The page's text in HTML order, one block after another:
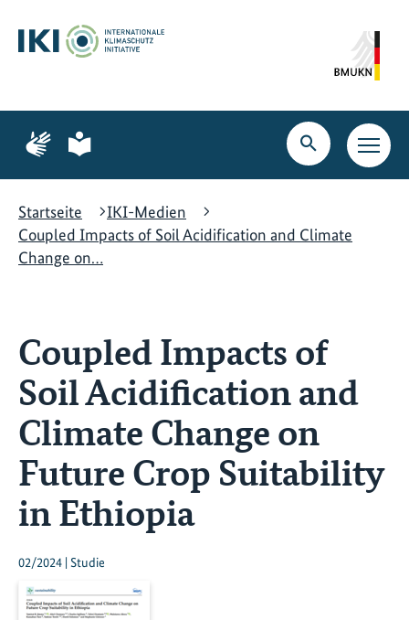
Hauptinhalt
springen
Suche
springen
Hauptnavigation
springen
Zur
Seite
Gebärdensprache
Zur
Seite
leichte
Suche
öffnen
Startseite
IKI-Medien
Coupled Impacts of Soil Acidification and Climate
Change on…
Coupled Impacts of
Soil Acidification and
Climate Change on
Future Crop Suitability
in Ethiopia
02/2024 | Studie